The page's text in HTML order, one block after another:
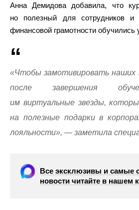
Анна Демидова добавила, что
но полезный для сотрудников
финансовой грамотности обучились
«Чтобы замотивировать наших
после завершения
им виртуальные звезды,
на полезные подарки в
лояльности», — заметила
Все эксклюзивы и самые
новости читайте в нашем